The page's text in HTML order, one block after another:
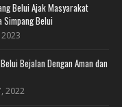
Belui Ajak Masyarakat
Simpang Belui
2023
Bejalan Dengan Aman dan
2022